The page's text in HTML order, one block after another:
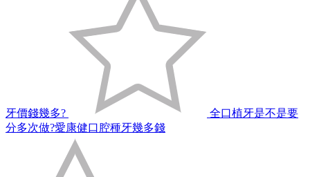
牙價錢幾多?
全口植牙是不是要
分多次做?愛康健口腔種牙幾多錢